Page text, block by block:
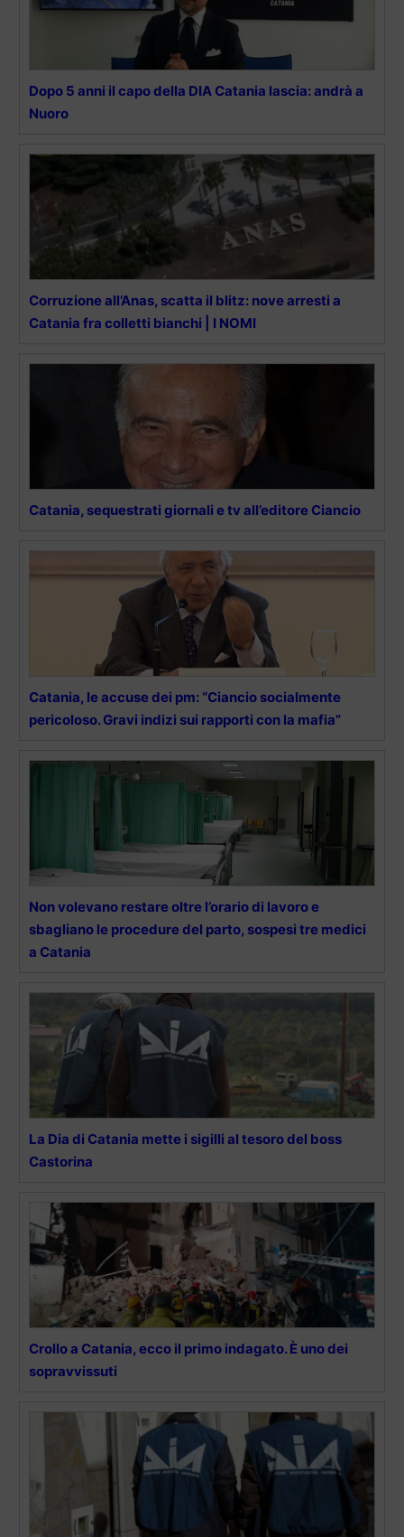
Dopo 5 anni il capo della DIA Catania lascia: andrà a
Nuoro
Corruzione all’Anas, scatta il blitz: nove arresti a
Catania fra colletti bianchi | I NOMI
Catania, sequestrati giornali e tv all’editore Ciancio
Catania, le accuse dei pm: “Ciancio socialmente
pericoloso. Gravi indizi sui rapporti con la mafia”
Non volevano restare oltre l’orario di lavoro e
sbagliano le procedure del parto, sospesi tre medici
a Catania
La Dia di Catania mette i sigilli al tesoro del boss
Castorina
Crollo a Catania, ecco il primo indagato. È uno dei
sopravvissuti